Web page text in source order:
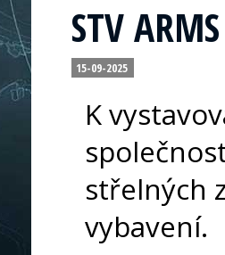
STV
15-09-2025
K
střelných
vybavení.